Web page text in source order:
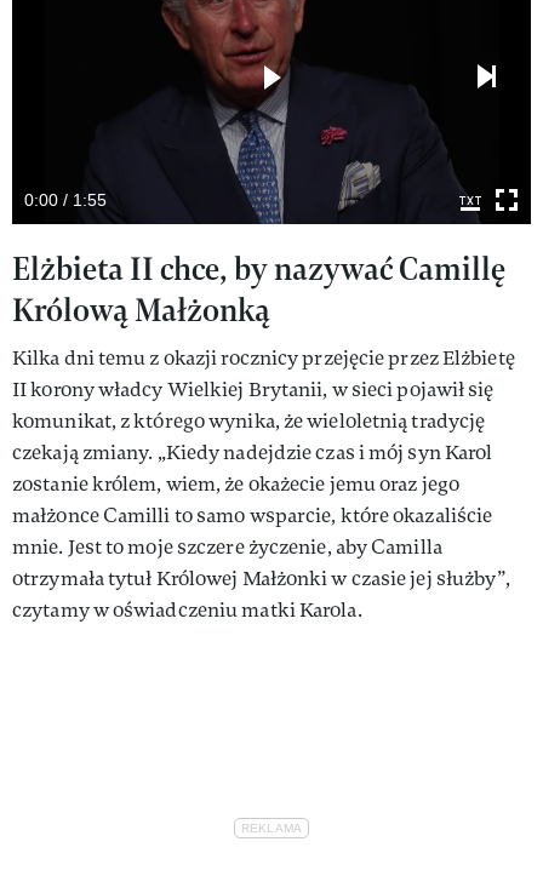
0:00 / 1:55
Elżbieta II chce, by nazywać Camillę
Królową Małżonką
Kilka dni temu z okazji rocznicy przejęcie przez Elżbietę
II korony władcy Wielkiej Brytanii, w sieci pojawił się
komunikat, z którego wynika, że wieloletnią tradycję
czekają zmiany. „Kiedy nadejdzie czas i mój syn Karol
zostanie królem, wiem, że okażecie jemu oraz jego
małżonce Camilli to samo wsparcie, które okazaliście
mnie. Jest to moje szczere życzenie, aby Camilla
otrzymała tytuł Królowej Małżonki w czasie jej służby”,
czytamy w oświadczeniu matki Karola.